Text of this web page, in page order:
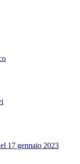
17 gennaio 2023